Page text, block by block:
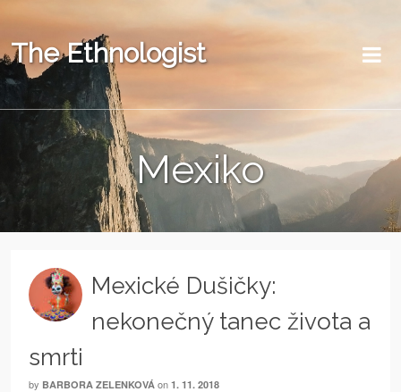
The Ethnologist
Mexiko
Mexické Dušičky:
nekonečný tanec života a
smrti
by BARBORA ZELENKOVÁ on 1. 11. 2018